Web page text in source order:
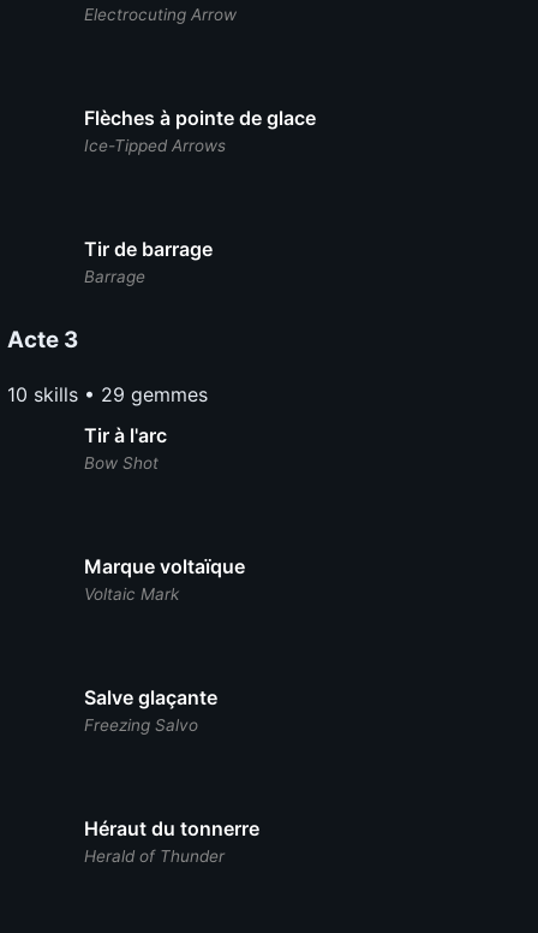
Electrocuting Arrow
Flèches à pointe de glace
Ice-Tipped Arrows
Tir de barrage
Barrage
Acte 3
10 skills • 29 gemmes
Tir à l'arc
Bow Shot
Marque voltaïque
Voltaic Mark
Salve glaçante
Freezing Salvo
Héraut du tonnerre
Herald of Thunder